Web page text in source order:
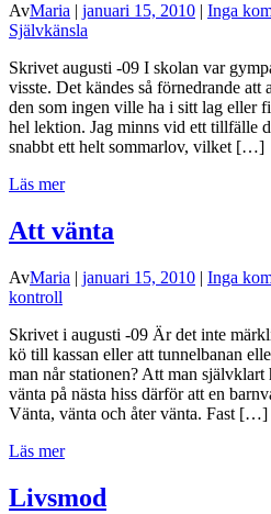
AvMaria | januari 15, 2010 | Inga
Självkänsla
Skrivet augusti -09 I skolan var
visste. Det kändes så förnedrande
den som ingen ville ha i sitt lag eller
hel lektion. Jag minns vid ett tillfälle
snabbt ett helt sommarlov, vilket […]
Läs mer
Att vänta
AvMaria | januari 15, 2010 | Inga
kontroll
Skrivet i augusti -09 Är det inte
kö till kassan eller att tunnelbanan
man når stationen? Att man
vänta på nästa hiss därför att en
Vänta, vänta och åter vänta. Fast […]
Läs mer
Livsmod